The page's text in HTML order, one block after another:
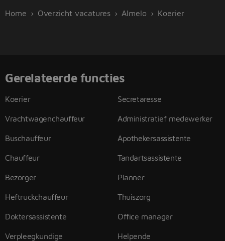
Home Overzicht vacatures Almelo Koerier
Gerelateerde functies
Koerier
Vrachtwagenchauffeur
Buschauffeur
Chauffeur
Bezorger
Heftruckchauffeur
Doktersassistente
Verpleegkundige
Secretaresse
Administratief medewerker
Apothekersassistente
Tandartsassistente
Planner
Thuiszorg
Office manager
Helpende